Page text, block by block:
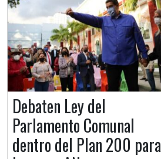
Debaten Ley del
Parlamento Comunal
dentro del Plan 200 para